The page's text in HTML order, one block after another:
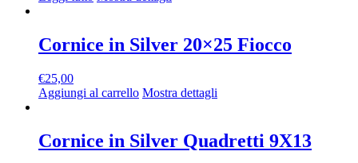
Cornice in Silver 20×25 Fiocco
€25,00
Aggiungi al carrello Mostra dettagli
Cornice in Silver Quadretti 9X13